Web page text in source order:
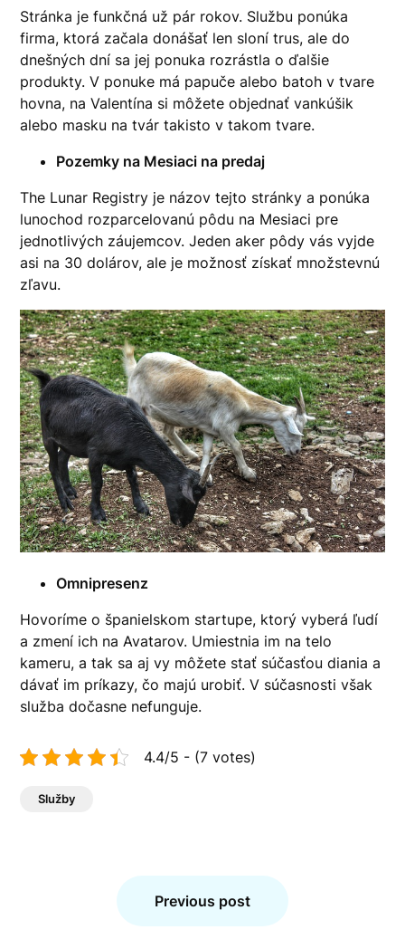
Stránka je funkčná už pár rokov. Službu ponúka
firma, ktorá začala donášať len sloní trus, ale do
dnešných dní sa jej ponuka rozrástla o ďalšie
produkty. V ponuke má papuče alebo batoh v tvare
hovna, na Valentína si môžete objednať vankúšik
alebo masku na tvár takisto v takom tvare.
Pozemky na Mesiaci na predaj
The Lunar Registry je názov tejto stránky a ponúka
lunochod rozparcelovanú pôdu na Mesiaci pre
jednotlivých záujemcov. Jeden aker pôdy vás vyjde
asi na 30 dolárov, ale je možnosť získať množstevnú
zľavu.
Omnipresenz
Hovoríme o španielskom startupe, ktorý vyberá ľudí
a zmení ich na Avatarov. Umiestnia im na telo
kameru, a tak sa aj vy môžete stať súčasťou diania a
dávať im príkazy, čo majú urobiť. V súčasnosti však
služba dočasne nefunguje.
4.4/5 - (7 votes)
Služby
Previous post